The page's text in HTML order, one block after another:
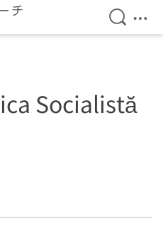
検索を
メ
Socialistă